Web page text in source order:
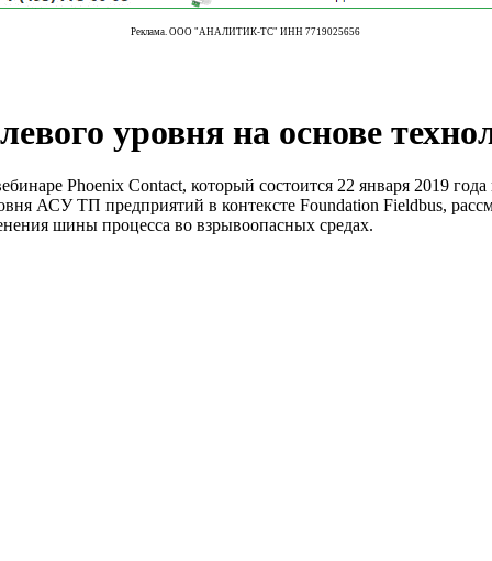
Реклама. ООО "АНАЛИТИК-ТС" ИНН 7719025656
уровня на основе
Phoenix Contact, который состоится 22 января 2019
АСУ ТП предприятий в контексте Foundation Fieldbus,
шины процесса во взрывоопасных средах.